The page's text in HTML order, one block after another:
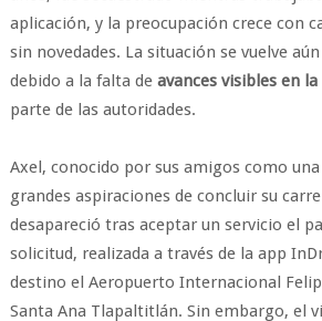
aplicación, y la preocupación crece con
sin novedades. La situación se vuelve
debido a la falta de avances visibles en
parte de las autoridades.
Axel, conocido por sus amigos como
grandes aspiraciones de concluir su
desapareció tras aceptar un servicio el
solicitud, realizada a través de la app
destino el Aeropuerto Internacional
Santa Ana Tlapaltitlán. Sin embargo, el